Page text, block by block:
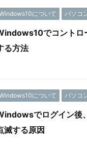
について パソコ
でコントロ
る方法
について パソコ
でログイン後
滅する原因